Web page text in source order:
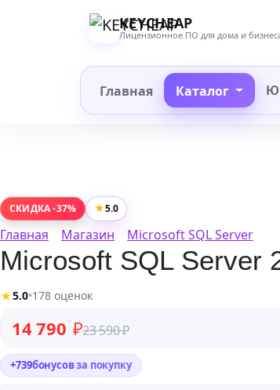
KEYCHEAP
Лицензионное ПО для дома и
Главная Каталог
СКИДКА -37% ★5.0
Главная Магазин Microsoft SQL Server
Microsoft SQL Server
★5.0•178 оценок
23 590₽
Первоначальная цена составляла 23 590 ₽.
14 790 ₽
Текущая цена: 14 790 ₽.
+739бонусовза покупку